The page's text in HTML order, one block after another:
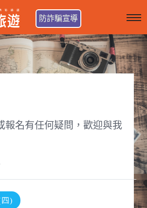
防詐騙宣導
報名有任何疑問，歡迎與我
)